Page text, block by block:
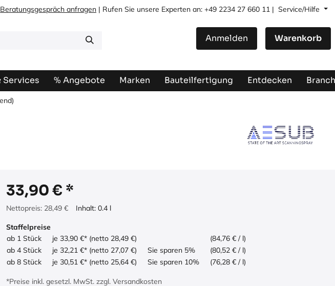
Beratungsgespräch anfragen | Rufen Sie unsere Experten an: +49 2234 27 660 11 | Service/Hilfe
Anmelden Warenkorb
Services % Angebote Marken Bauteilfertigung Entdecken
33,90 €
Nettopreis: 28,49 € Inhalt: 0.4 l
Staffelpreise
ab 1 Stück
je 33,90 €* (netto 28,49 €)
(84,76 € / l)
ab 4 Stück
je 32,21 €* (netto 27,07 €) Sie sparen 5%
(80,52 € / l)
ab 8 Stück
je 30,51 €* (netto 25,64 €) Sie sparen 10% (76,28 € / l)
*Preise inkl. gesetzl. MwSt. zzgl. Versandkosten